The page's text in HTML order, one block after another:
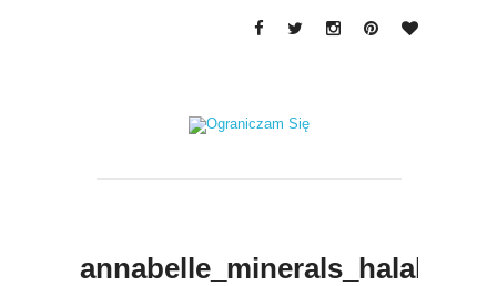
annabelle_minerals_halal